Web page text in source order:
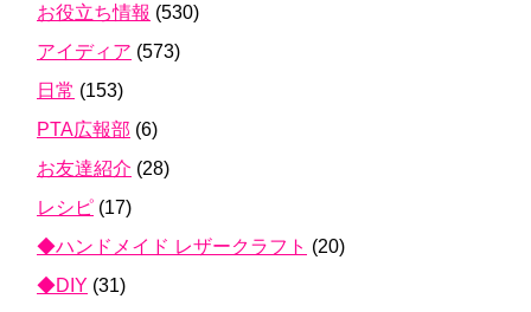
お役立ち情報 (530)
アイディア (573)
日常 (153)
PTA広報部 (6)
お友達紹介 (28)
レシピ (17)
◆ハンドメイド レザークラフト (20)
◆DIY (31)